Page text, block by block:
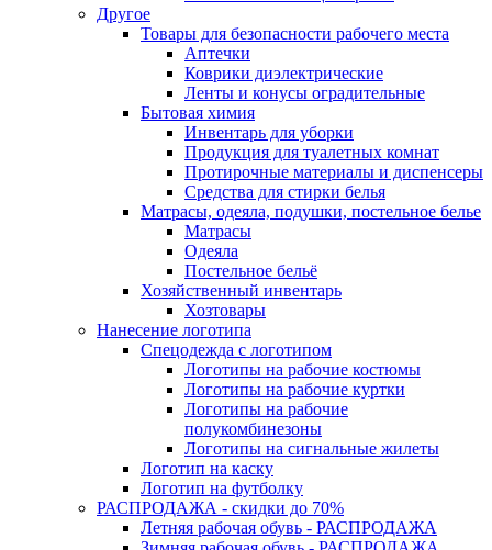
Другое
Товары для безопасности рабочего места
Аптечки
Коврики диэлектрические
Ленты и конусы оградительные
Бытовая химия
Инвентарь для уборки
Продукция для туалетных комнат
Протирочные материалы и диспенсеры
Средства для стирки белья
Матрасы, одеяла, подушки, постельное белье
Матрасы
Одеяла
Постельное бельё
Хозяйственный инвентарь
Хозтовары
Нанесение логотипа
Спецодежда с логотипом
Логотипы на рабочие костюмы
Логотипы на рабочие куртки
Логотипы на рабочие
полукомбинезоны
Логотипы на сигнальные жилеты
Логотип на каску
Логотип на футболку
РАСПРОДАЖА - скидки до 70%
Летняя рабочая обувь - РАСПРОДАЖА